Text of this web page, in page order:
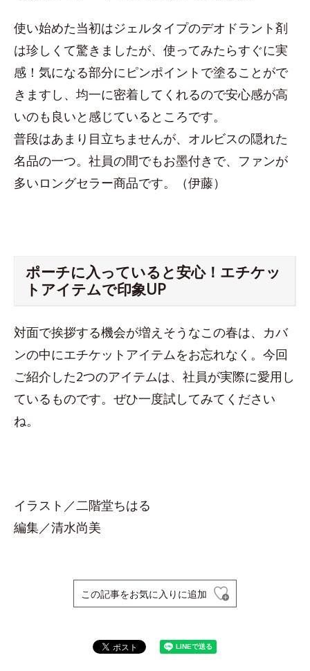
使い始めた当初はジェルタイプのデオドラント剤
は珍しくて驚きましたが、使ってみたらすぐに実
感！気になる部分にピンポイントで塗ることがで
きますし、均一に密着してくれるので安心感が高
いのも良いと感じているところです。
普段はあまり目立ちませんが、オルビスの隠れた
名品の一つ。社員の間でもお墨付きで、ファンが
多いロングセラー商品です。（伊藤）
ポーチに入っていると安心！エチケッ
トアイテムで印象UP
対面で挨拶する機会が増えそうなこの春は、カバ
ンの中にエチケットアイテムをお忘れなく。今回
ご紹介した2つのアイテムは、社員が実際に愛用し
ているものです。ぜひ一度試してみてください
ね。
イラスト／二階堂ちはる
編集／清水尚美
この記事をお気に入りに追加